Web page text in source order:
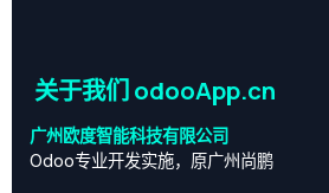
关于我们 odooApp.cn
广州欧度智能科技有限公司
Odoo专业开发实施，原广州尚鹏